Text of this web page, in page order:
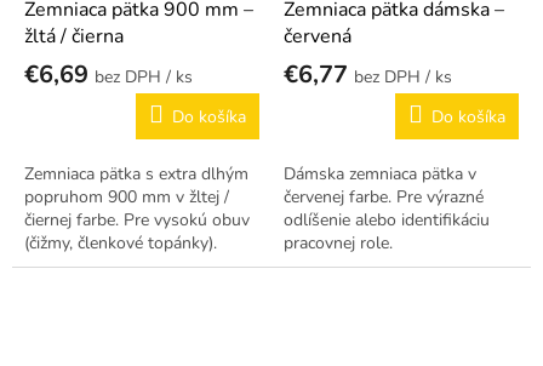
Zemniaca pätka 900 mm –
žltá / čierna
€6,69
/ ks
Do košíka
Zemniaca pätka s extra dlhým
popruhom 900 mm v žltej /
čiernej farbe. Pre vysokú obuv
(čižmy, členkové topánky).
Zemniaca pätka dámska –
červená
€6,77
/ ks
Do košíka
Dámska zemniaca pätka v
červenej farbe. Pre výrazné
odlíšenie alebo identifikáciu
pracovnej role.